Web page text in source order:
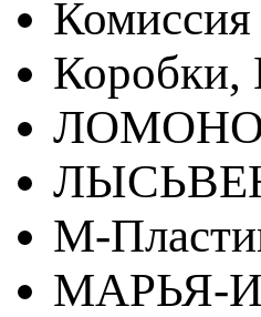
Комиссия
Коробки,
М-
МАРЬЯ-